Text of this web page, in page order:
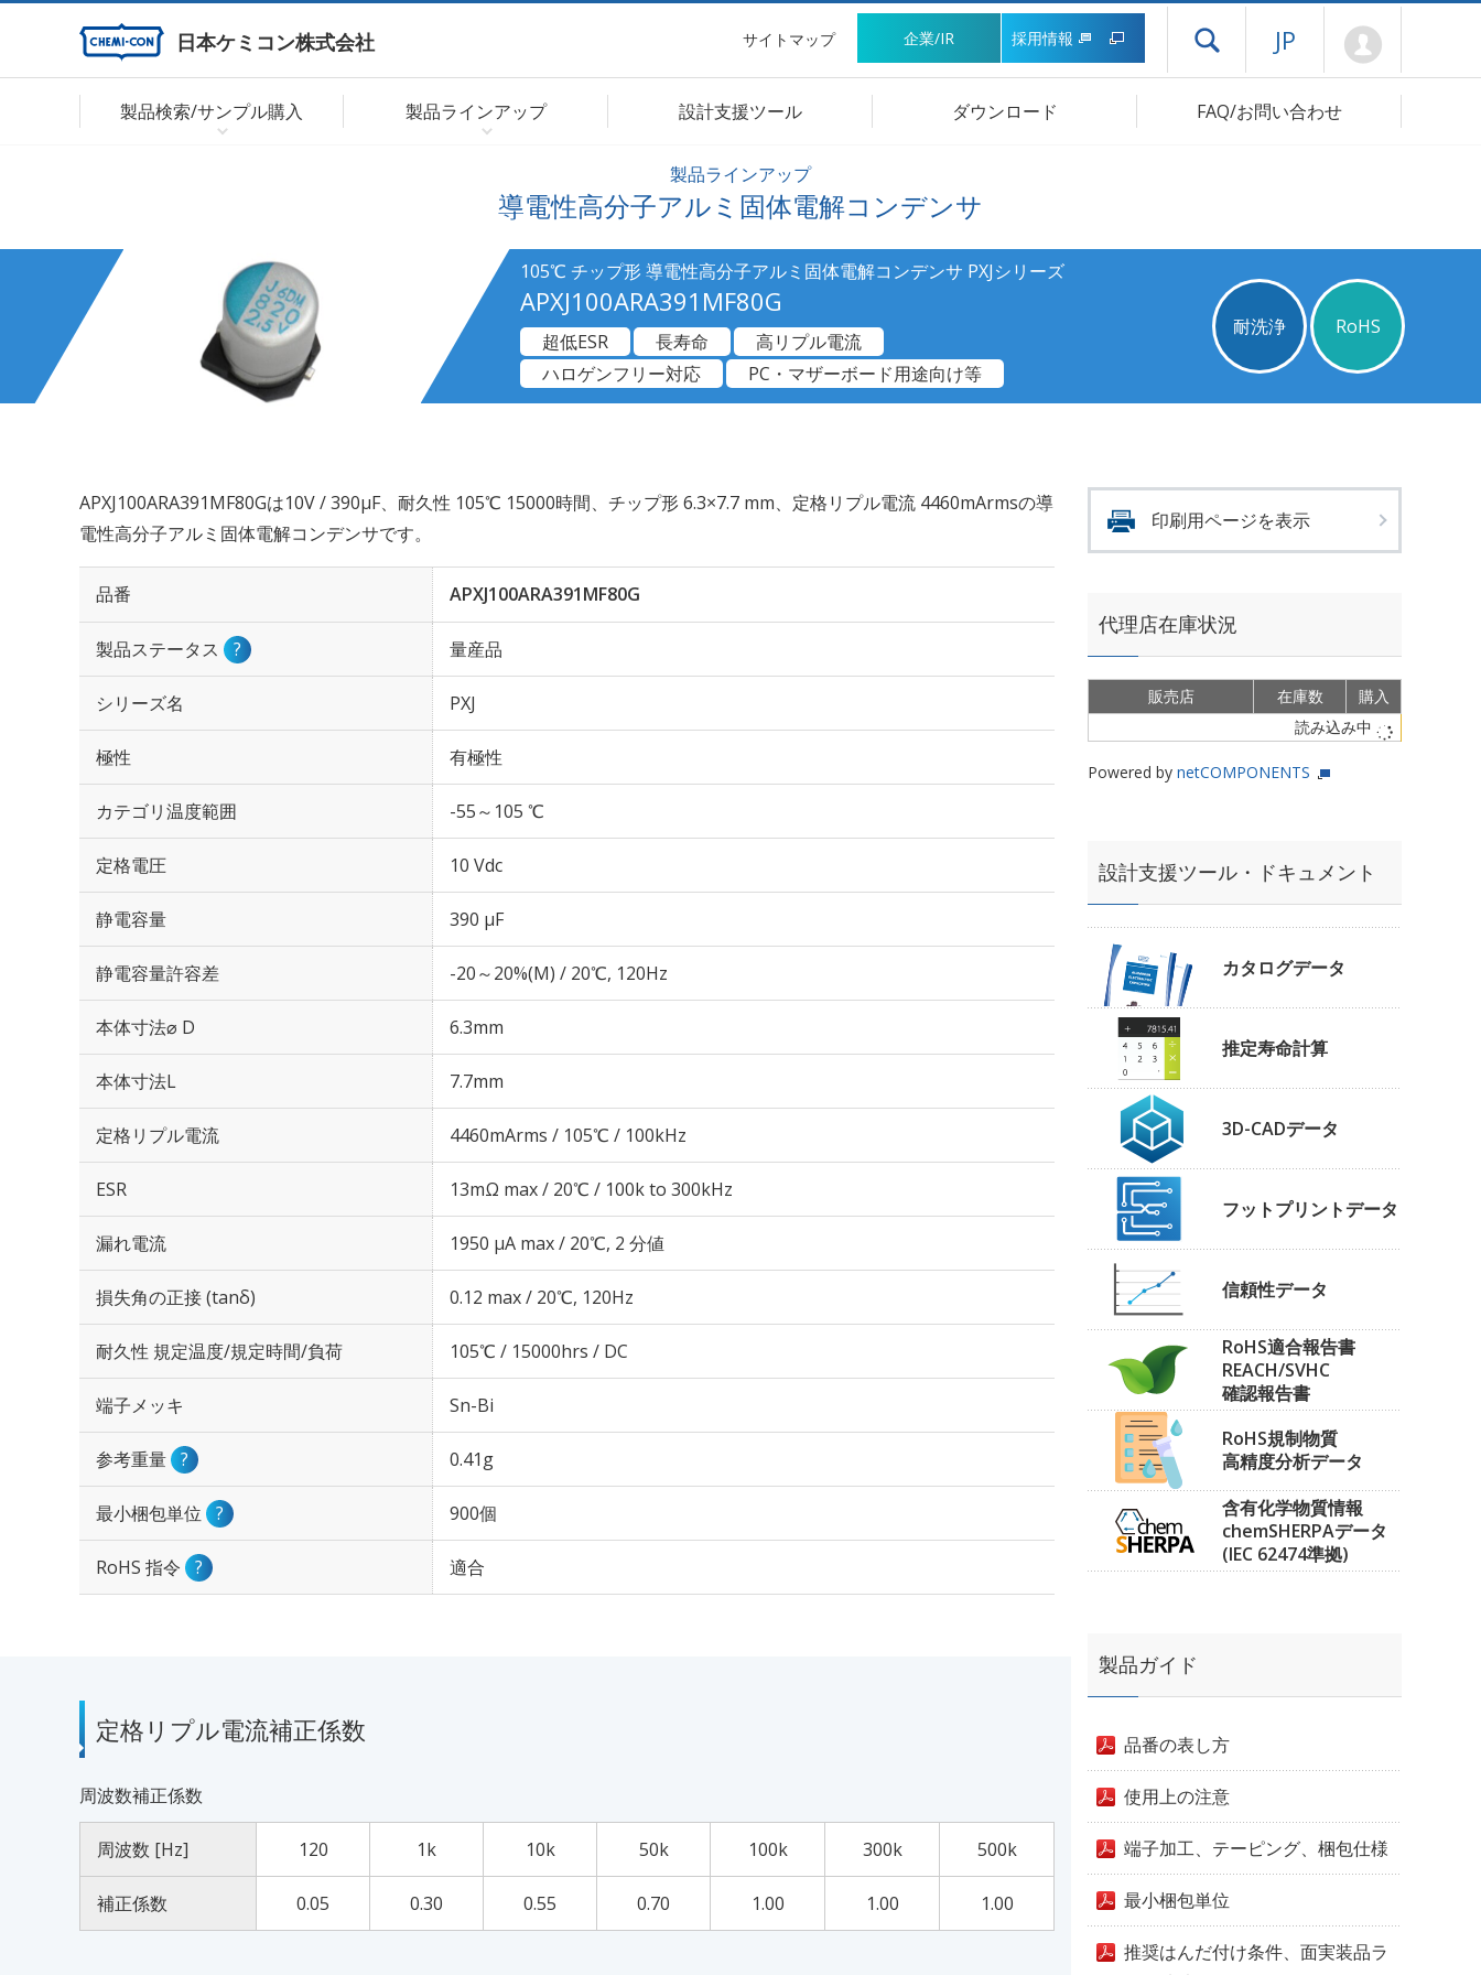
日本ケミコン株式会社 サイトマップ 企業/IR 採用情報 ドロワーメニューを開く
JP
製品検索/サンプル購入 製品ラインアップ 設計支援ツール ダウンロード FAQ/お問い合わせ
製品ラインアップ
導電性高分子アルミ固体電解コンデンサ
105℃ チップ形 導電性高分子アルミ固体電解コンデンサ PXJシリーズ
APXJ100ARA391MF80G
耐洗浄 RoHS
超低ESR 長寿命
高リプル電流
ハロゲンフリー対応
PC・マザーボード用途向け等
APXJ100ARA391MF80Gは10V / 390µF、耐久性 105℃ 15000時間、チップ形 6.3×7.7 mm、定格リプル電流 4460mArmsの導
電性高分子アルミ固体電解コンデンサです。
品番 APXJ100ARA391MF80G
製品ステータス ? 量産品
シリーズ名 PXJ
極性 有極性
カテゴリ温度範囲 -55～105 ℃
定格電圧 10 Vdc
静電容量 390 µF
静電容量許容差 -20～20%(M) / 20℃, 120Hz
本体寸法⌀ D 6.3mm
本体寸法L 7.7mm
定格リプル電流 4460mArms / 105℃ / 100kHz
ESR 13mΩ max / 20℃ / 100k to 300kHz
漏れ電流 1950 μA max / 20℃, 2 分値
損失角の正接 (tanδ) 0.12 max / 20℃, 120Hz
耐久性 規定温度/規定時間/負荷 105℃ / 15000hrs / DC
端子メッキ Sn-Bi
参考重量 ? 0.41g
最小梱包単位 ? 900個
RoHS 指令 ? 適合
定格リプル電流補正係数
周波数補正係数
周波数 [Hz] 120 1k 10k 50k 100k 300k 500k
補正係数 0.05 0.30 0.55 0.70 1.00 1.00 1.00
印刷用ページを表示
代理店在庫状況
販売店 在庫数
購入
読み込み中
Powered by netCOMPONENTS
設計支援ツール・ドキュメント
カタログデータ
推定寿命計算
3D-CADデータ
フットプリントデータ
信頼性データ
RoHS適合報告書
REACH/SVHC
確認報告書
RoHS規制物質
高精度分析データ
含有化学物質情報
chemSHERPAデータ
(IEC 62474準拠)
製品ガイド
品番の表し方
使用上の注意
端子加工、テーピング、梱包仕様
最小梱包単位
推奨はんだ付け条件、面実装品ラ